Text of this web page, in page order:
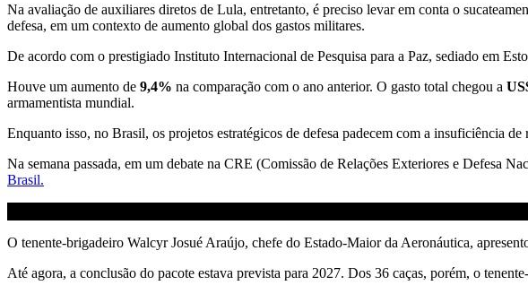
Na avaliação de auxiliares diretos de Lula, entretanto, é preciso levar em conta o
defesa, em um contexto de aumento global dos gastos militares.
De acordo com o prestigiado Instituto Internacional de Pesquisa para a Paz, sediado em
Houve um aumento de 9,4% na comparação com o ano anterior. O gasto total chegou a
armamentista mundial.
Enquanto isso, no Brasil, os projetos estratégicos de defesa padecem com a insuficiência de
Na semana passada, em um debate na CRE (Comissão de Relações Exteriores e Defesa
Brasil.
O tenente-brigadeiro Walcyr Josué Araújo, chefe do Estado-Maior da Aeronáutica,
Até agora, a conclusão do pacote estava prevista para 2027. Dos 36 caças, porém, o